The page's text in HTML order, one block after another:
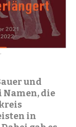
und
die
in